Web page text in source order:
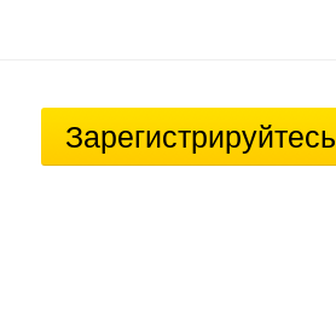
Зарегистрируйтесь